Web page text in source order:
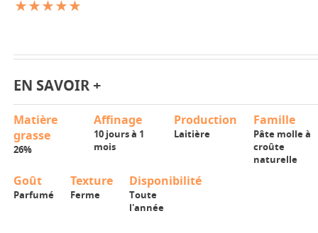
EN SAVOIR +
Matière
grasse
26%
Affinage
10 jours à 1
mois
Production
Laitière
Famille
Pâte molle à
croûte
naturelle
Goût
Parfumé
Texture
Ferme
Disponibilité
Toute
l'année